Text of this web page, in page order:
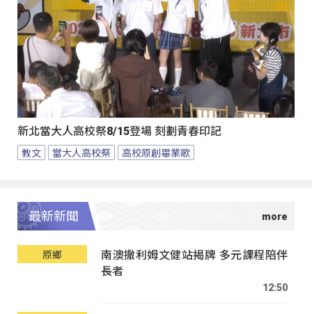
新北當大人高校祭8/15登場 刻劃青春印記
教文 當大人高校祭 高校原創畢業歌
最新新聞
原鄉
南澳撒利姆文健站揭牌 多元課程陪伴
長者
12:50